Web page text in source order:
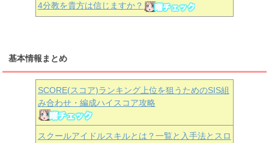
4分教を貴方は信じますか？
基本情報まとめ
SCORE(スコア)ランキング上位を狙うためのSIS組
み合わせ・編成ハイスコア攻略
スクールアイドルスキルとは？一覧と入手法とスロ